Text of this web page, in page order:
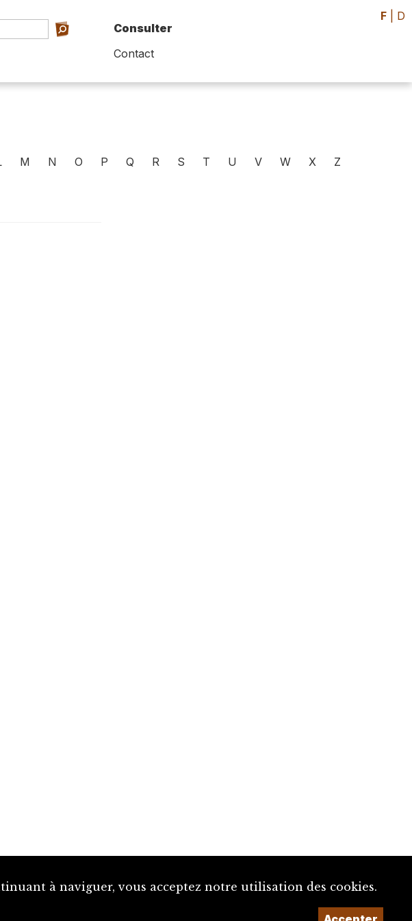
Consulter
Contact
F D
M N O P Q R S T U V W X Z
à naviguer, vous acceptez notre utilisation des cookies.